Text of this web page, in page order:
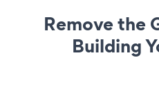
Remove the
Building